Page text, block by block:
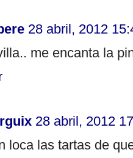
28 abril, 2012
me encanta la
28 abril, 2012
loca las tartas de